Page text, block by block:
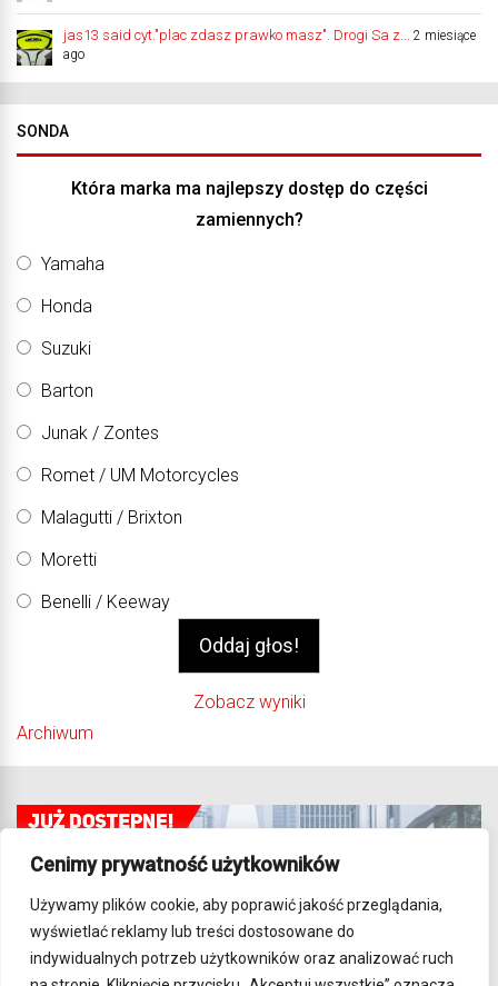
Cenimy prywatność użytkowników
Używamy plików cookie, aby poprawić jakość przeglądania,
wyświetlać reklamy lub treści dostosowane do
indywidualnych potrzeb użytkowników oraz analizować ruch
jas13 said cyt."plac zdasz prawko masz". Drogi Sa z...
2 miesiące
ago
SONDA
Która marka ma najlepszy dostęp do części
zamiennych?
Yamaha
Honda
Suzuki
Barton
Junak / Zontes
Romet / UM Motorcycles
Malagutti / Brixton
Moretti
Benelli / Keeway
Zobacz wyniki
Archiwum